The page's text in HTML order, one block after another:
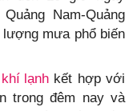
Nam-Quảng
mưa phổ biến
lạnh kết hợp với
trong đêm nay và